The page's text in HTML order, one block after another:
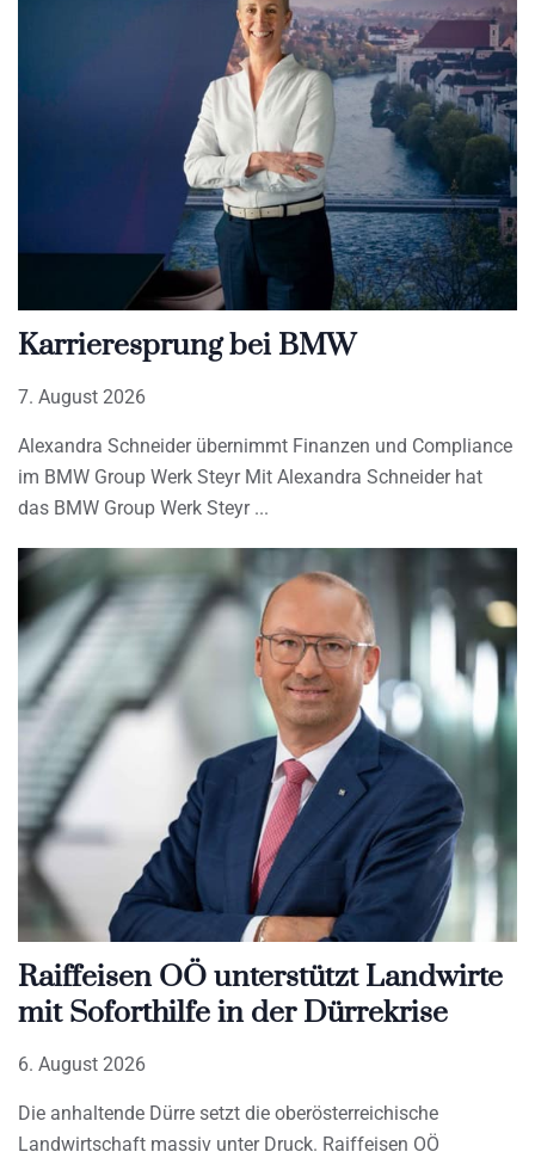
Karrieresprung bei BMW
7. August 2026
Alexandra Schneider übernimmt Finanzen und Compliance
im BMW Group Werk Steyr Mit Alexandra Schneider hat
das BMW Group Werk Steyr
Raiffeisen OÖ unterstützt Landwirte
mit Soforthilfe in der Dürrekrise
6. August 2026
Die anhaltende Dürre setzt die oberösterreichische
Landwirtschaft massiv unter Druck. Raiffeisen OÖ